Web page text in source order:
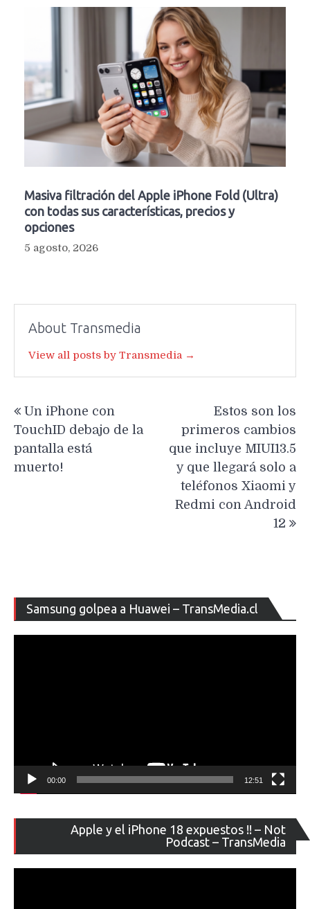
Masiva filtración del Apple iPhone Fold (Ultra)
con todas sus características, precios y
opciones
5 agosto, 2026
About Transmedia
View all posts by Transmedia →
de
entradas
Un iPhone con
TouchID debajo de la
pantalla está
muerto!
Estos son los
primeros cambios
que incluye MIUI13.5
y que llegará solo a
teléfonos Xiaomi y
Redmi con Android
12
Samsung golpea a Huawei – TransMedia.cl
de
00:00 12:51
Apple y el iPhone 18 expuestos !! – Not
Podcast – TransMedia
de